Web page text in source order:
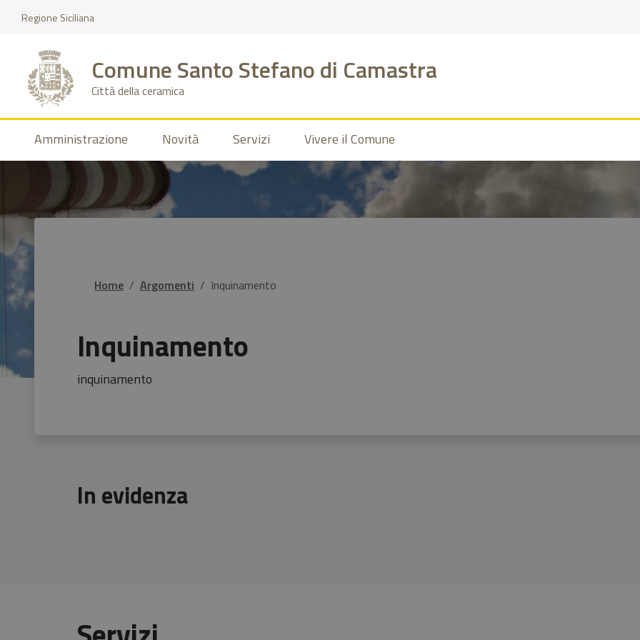
Regione Siciliana
Comune Santo Stefano di Camastra
Città della ceramica
Amministrazione Novità Servizi Vivere il Comune
Home Argomenti Inquinamento
Inquinamento
inquinamento
In evidenza